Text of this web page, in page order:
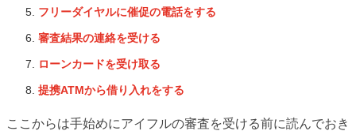
フリーダイヤルに催促の電話をする
審査結果の連絡を受ける
ローンカードを受け取る
提携ATMから借り入れをする
ここからは手始めにアイフルの審査を受ける前に読んでおき